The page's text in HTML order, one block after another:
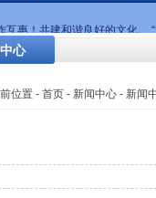
惠！共建和谐良好的文化
心
位置 - 首页 - 新闻中心 - 新闻